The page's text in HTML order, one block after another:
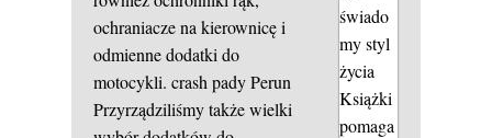
ochraniacze na kierownicę i
odmienne dodatki do
motocykli. crash pady Perun
Przyrządziliśmy także wielki
świado
my styl
życia
Książki
pomaga